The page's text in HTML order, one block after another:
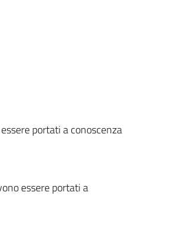
portati a conoscenza
essere portati a